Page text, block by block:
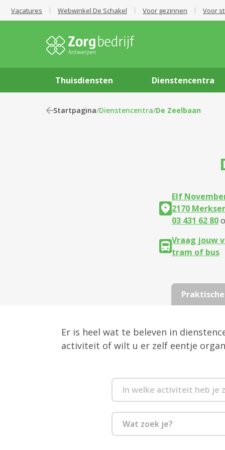
Vacatures Webwinkel De Schakel Voor gezinnen Voor
Thuisdiensten Dienstencentra
Startpagina/Dienstencentra/De Zeelbaan
Elf
2170
03 431 62 80
Vraag jouw
tram of bus
Er is heel wat te beleven in
activiteit of wilt u er zelf eentje
Wat zoek je?